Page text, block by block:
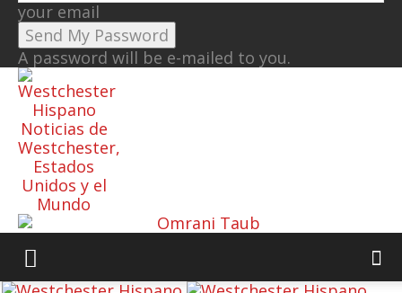
your email
A password will be e-mailed to you.
Noticias de
Westchester,
Estados
Unidos y el
Mundo